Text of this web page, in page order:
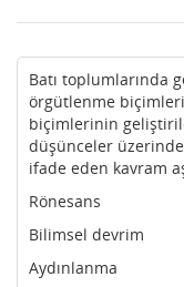
Batı toplumlarında
örgütlenme
biçimlerinin
düşünceler üzerinde
ifade eden kavram
Rönesans
Bilimsel devrim
Aydınlanma